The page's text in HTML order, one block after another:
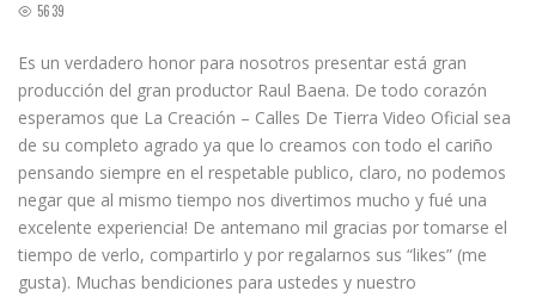
5639
Es un verdadero honor para nosotros presentar está gran
producción del gran productor Raul Baena. De todo corazón
esperamos que La Creación – Calles De Tierra Video Oficial sea
de su completo agrado ya que lo creamos con todo el cariño
pensando siempre en el respetable publico, claro, no podemos
negar que al mismo tiempo nos divertimos mucho y fué una
excelente experiencia! De antemano mil gracias por tomarse el
tiempo de verlo, compartirlo y por regalarnos sus “likes” (me
gusta). Muchas bendiciones para ustedes y nuestro